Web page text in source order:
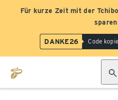
Für kurze Zeit mit der
DANKE26 Code